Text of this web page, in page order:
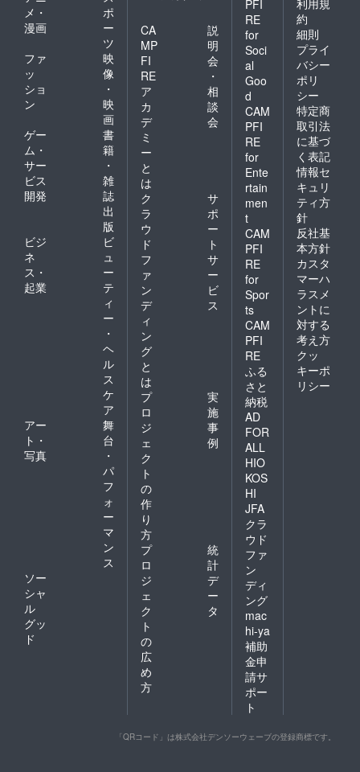
メ・
漫画
ポ
ー
ツ
ファ
ッ
ショ
ン
映
像
・
映
画
ゲー
ム・
サー
ビス
開発
書
籍
・
雑
誌
出
版
ビジ
ネ
ス・
起業
ビ
ュ
ー
テ
ィ
ー
・
ヘ
ル
ス
ケ
ア
アー
ト・
写真
舞
台
・
パ
フ
ォ
ー
マ
ン
ス
ソー
シャ
ル
グッ
ド
CA
MP
FI
RE
ア
カ
デ
ミ
ー
と
は
説
明
会
・
相
談
会
ク
ラ
ウ
ド
フ
ァ
ン
デ
ィ
ン
グ
と
は
サ
ポ
ー
ト
サ
ー
ビ
ス
プ
ロ
ジ
ェ
ク
ト
の
作
り
方
実
施
事
例
プ
ロ
ジ
ェ
ク
ト
の
広
め
方
統
計
デ
ー
タ
PFI
RE
for
Soci
al
Goo
d
CAM
PFI
RE
for
Ente
rtain
men
t
CAM
PFI
RE
for
Spor
ts
CAM
PFI
RE
ふる
さと
納税
AD
FOR
ALL
HIO
KOS
HI
JFA
クラ
ウド
ファ
ン
ディ
ング
mac
hi-ya
補助
金申
請サ
ポー
ト
約
細則
プライ
バシー
ポリ
シー
特定商
取引法
に基づ
く表記
情報セ
キュリ
ティ方
針
反社基
本方針
カスタ
マーハ
ラスメ
ントに
対する
考え方
クッ
キーポ
リシー
「QRコード」は株式会社デンソーウェーブの登録商標です。